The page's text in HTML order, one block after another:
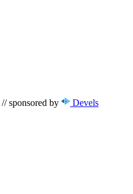
// sponsored by Devels